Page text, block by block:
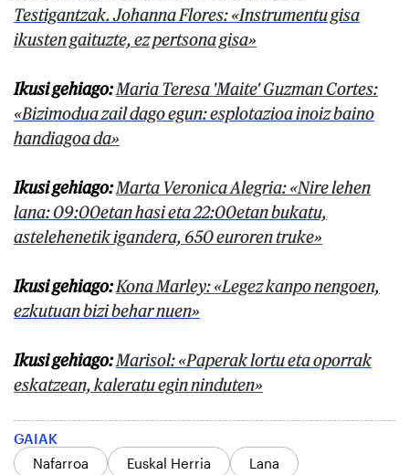
Testigantzak. Johanna Flores: «Instrumentu gisa
ikusten gaituzte, ez pertsona gisa»
Ikusi gehiago:Maria Teresa 'Maite' Guzman Cortes:
«Bizimodua zail dago egun: esplotazioa inoiz baino
handiagoa da»
Ikusi gehiago:Marta Veronica Alegria: «Nire lehen
lana: 09:00etan hasi eta 22:00etan bukatu,
astelehenetik igandera, 650 euroren truke»
Ikusi gehiago:Kona Marley: «Legez kanpo nengoen,
ezkutuan bizi behar nuen»
Ikusi gehiago:Marisol: «Paperak lortu eta oporrak
eskatzean, kaleratu egin ninduten»
GAIAK
Nafarroa
Euskal Herria
Lana